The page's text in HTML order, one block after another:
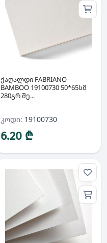
ქაღალდი FABRIANO
BAMBOO 19100730 50*65სმ
280გრ შე...
კოდი: 19100730
6.20 ₾